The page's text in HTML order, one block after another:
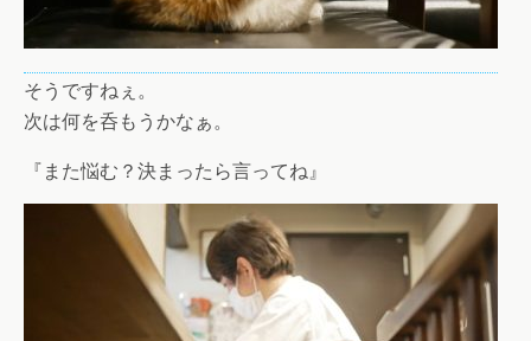
そうですねぇ。
次は何を呑もうかなぁ。
『また悩む？決まったら言ってね』